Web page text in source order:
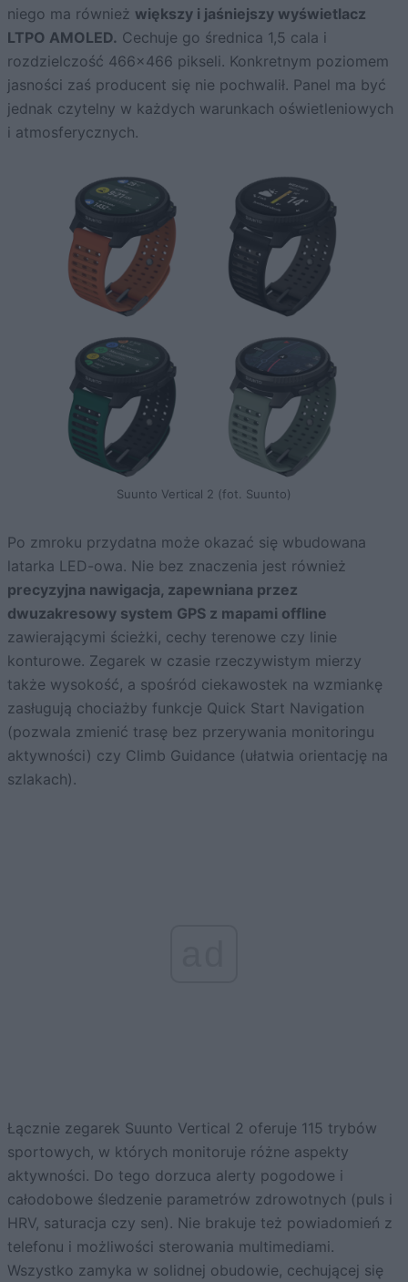
niego ma również większy i jaśniejszy wyświetlacz
LTPO AMOLED. Cechuje go średnica 1,5 cala i
rozdzielczość 466×466 pikseli. Konkretnym poziomem
jasności zaś producent się nie pochwalił. Panel ma być
jednak czytelny w każdych warunkach oświetleniowych
i atmosferycznych.
Suunto Vertical 2 (fot. Suunto)
Po zmroku przydatna może okazać się wbudowana
latarka LED-owa. Nie bez znaczenia jest również
precyzyjna nawigacja, zapewniana przez
dwuzakresowy system GPS z mapami offline
zawierającymi ścieżki, cechy terenowe czy linie
konturowe. Zegarek w czasie rzeczywistym mierzy
także wysokość, a spośród ciekawostek na wzmiankę
zasługują chociażby funkcje Quick Start Navigation
(pozwala zmienić trasę bez przerywania monitoringu
aktywności) czy Climb Guidance (ułatwia orientację na
szlakach).
Łącznie zegarek Suunto Vertical 2 oferuje 115 trybów
sportowych, w których monitoruje różne aspekty
aktywności. Do tego dorzuca alerty pogodowe i
całodobowe śledzenie parametrów zdrowotnych (puls i
HRV, saturacja czy sen). Nie brakuje też powiadomień z
telefonu i możliwości sterowania multimediami.
Wszystko zamyka w solidnej obudowie, cechującej się